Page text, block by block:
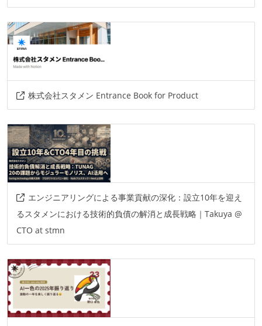
その他
androidstudio
jetpackcompose
retrofit
coroutine
株式会社スタメン Entrance Book for Product
エンジニアリングによる事業貢献の深化：設立10年を迎え
るスタメンにおける技術的負債の解消と成長戦略｜Takuya @
CTO at stmn